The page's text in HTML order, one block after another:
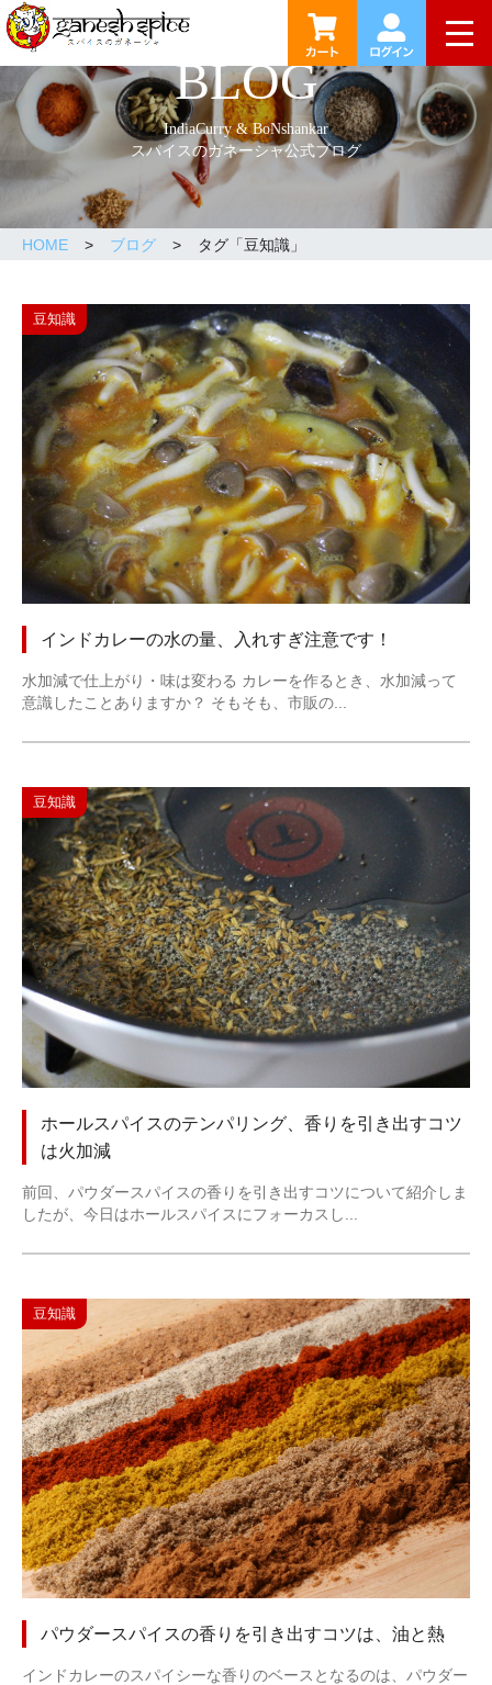
BLOG
IndiaCurry & BoNshankar
スパイスのガネーシャ公式ブログ
HOME ブログ タグ「豆知識 」
豆知識
インドカレーの水の量、入れすぎ注意です！
水加減で仕上がり・味は変わる カレーを作るとき、水加減って
意識したことありますか？ そもそも、市販の...
豆知識
ホールスパイスのテンパリング、香りを引き出すコツ
は火加減
前回、パウダースパイスの香りを引き出すコツについて紹介しま
したが、今日はホールスパイスにフォーカスし...
豆知識
パウダースパイスの香りを引き出すコツは、油と熱
インドカレーのスパイシーな香りのベースとなるのは、パウダー